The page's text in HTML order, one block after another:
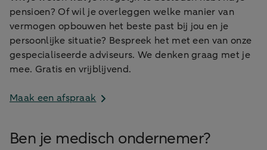
pensioen? Of wil je overleggen welke manier van
vermogen opbouwen het beste past bij jou en je
persoonlijke situatie? Bespreek het met een van onze
gespecialiseerde adviseurs. We denken graag met je
mee. Gratis en vrijblijvend.
Maak een afspraak
Ben je medisch ondernemer?